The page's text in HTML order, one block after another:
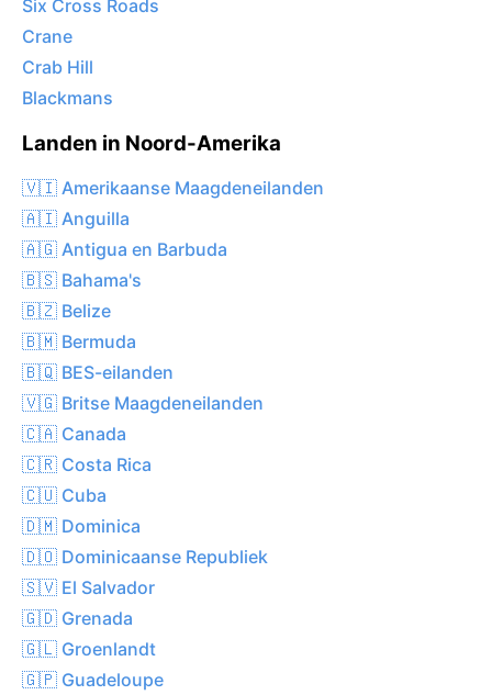
Six Cross Roads
Crane
Crab Hill
Blackmans
Landen in Noord-Amerika
🇻🇮 Amerikaanse Maagdeneilanden
🇦🇮 Anguilla
🇦🇬 Antigua en Barbuda
🇧🇸 Bahama's
🇧🇿 Belize
🇧🇲 Bermuda
🇧🇶 BES-eilanden
🇻🇬 Britse Maagdeneilanden
🇨🇦 Canada
🇨🇷 Costa Rica
🇨🇺 Cuba
🇩🇲 Dominica
🇩🇴 Dominicaanse Republiek
🇸🇻 El Salvador
🇬🇩 Grenada
🇬🇱 Groenlandt
🇬🇵 Guadeloupe